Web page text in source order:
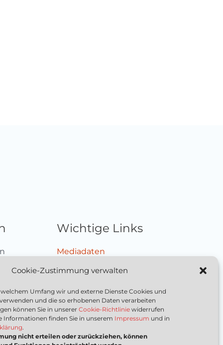
Cookie-Zustimmung verwalten
Umfang wir und externe Dienste Cookies und
und die so erhobenen Daten verarbeiten
können Sie in unserer Cookie-Richtlinie widerrufen
Informationen finden Sie in unserem Impressum und in
.
nicht erteilen oder zurückziehen, können
Wichtige Links
Mediadaten
Nutzungsbedingungen
Cookie-Richtlinie (EU)